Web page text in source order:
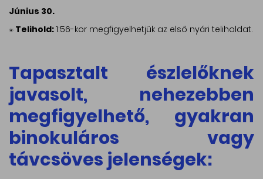
Június 30.
Telihold:1:56-kor megfigyelhetjük az első nyári teliholdat.
Tapasztalt észlelőknek
javasolt, nehezebben
megfigyelhető, gyakran
binokuláros vagy
távcsöves jelenségek: